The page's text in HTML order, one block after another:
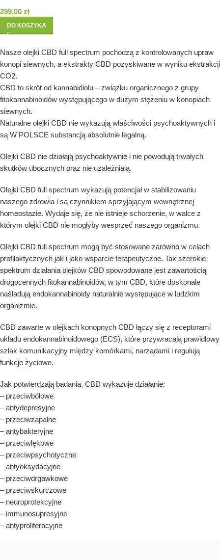
299.00 zł
DO KOSZYKA
Nasze olejki CBD full spectrum pochodzą z kontrolowanych upraw
konopi siewnych, a ekstrakty CBD pozyskiwane w wyniku ekstrakcji
CO2.
CBD to skrót od kannabidiolu – związku organicznego z grupy
fitokannabinoidów występującego w dużym stężeniu w konopiach
siewnych.
Naturalne olejki CBD nie wykazują właściwości psychoaktywnych i
są W POLSCE substancją absolutnie legalną.
Olejki CBD nie działają psychoaktywnie i nie powodują trwałych
skutków ubocznych oraz nie uzależniają.
Olejki CBD full spectrum wykazują potencjał w stabilizowaniu
naszego zdrowia i są czynnikiem sprzyjającym wewnętrznej
homeostazie. Wydaje się, że nie istnieje schorzenie, w walce z
którym olejki CBD nie mogłyby wesprzeć naszego organizmu.
Olejki CBD full spectrum mogą być stosowane zarówno w celach
profilaktycznych jak i jako wsparcie terapeutyczne. Tak szerokie
spektrum działania olejków CBD spowodowane jest zawartością
drogocennych fitokannabinoidów, w tym CBD, które doskonale
naśladują endokannabinoidy naturalnie występujące w ludzkim
organizmie.
CBD zawarte w olejkach konopnych CBD łączy się z receptorami
układu endokannabinoidowego (ECS), które przywracają prawidłowy
szlak komunikacyjny między komórkami, narządami i regulują
funkcje życiowe.
Jak potwierdzają badania, CBD wykazuje działanie:
– przeciwbólowe
– antydepresyjne
– przeciwzapalne
– antybakteryjne
– przeciwlękowe
– przeciwpsychotyczne
– antyoksydacyjne
– przeciwdrgawkowe
– przeciwskurczowe
– neuroprotekcyjne
– immunosupresyjne
– antyproliferacyjne